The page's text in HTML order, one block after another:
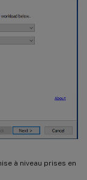
à niveau prises en